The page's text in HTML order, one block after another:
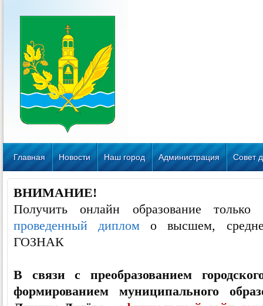
Главная Новости Наш город Администрация Совет
ВНИМАНИЕ!
Получить онлайн образование
проведенный диплом о высшем,
ГОЗНАК
В связи с преобразованием
формированием муниципального